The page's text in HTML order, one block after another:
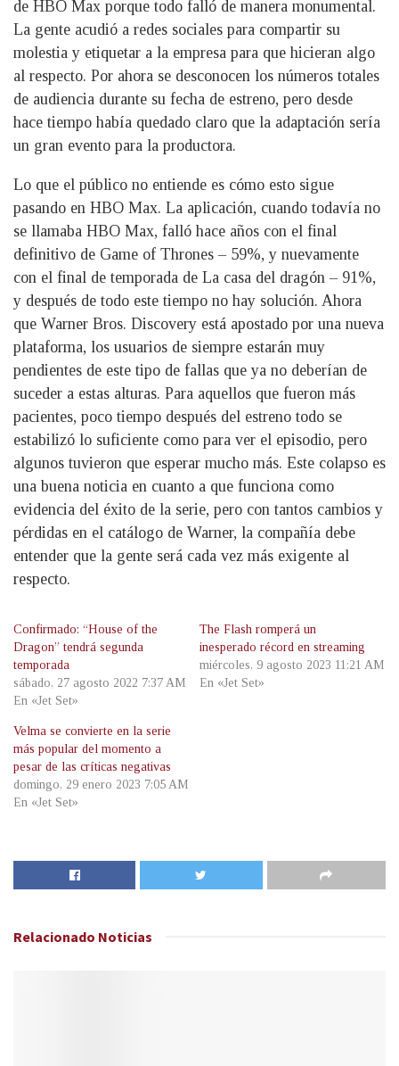
de HBO Max porque todo falló de manera monumental.
La gente acudió a redes sociales para compartir su
molestia y etiquetar a la empresa para que hicieran algo
al respecto. Por ahora se desconocen los números totales
de audiencia durante su fecha de estreno, pero desde
hace tiempo había quedado claro que la adaptación sería
un gran evento para la productora.
Lo que el público no entiende es cómo esto sigue
pasando en HBO Max. La aplicación, cuando todavía no
se llamaba HBO Max, falló hace años con el final
definitivo de Game of Thrones – 59%, y nuevamente
con el final de temporada de La casa del dragón – 91%,
y después de todo este tiempo no hay solución. Ahora
que Warner Bros. Discovery está apostado por una nueva
plataforma, los usuarios de siempre estarán muy
pendientes de este tipo de fallas que ya no deberían de
suceder a estas alturas. Para aquellos que fueron más
pacientes, poco tiempo después del estreno todo se
estabilizó lo suficiente como para ver el episodio, pero
algunos tuvieron que esperar mucho más. Este colapso es
una buena noticia en cuanto a que funciona como
evidencia del éxito de la serie, pero con tantos cambios y
pérdidas en el catálogo de Warner, la compañía debe
entender que la gente será cada vez más exigente al
respecto.
Confirmado: “House of the
Dragon” tendrá segunda
temporada
sábado, 27 agosto 2022 7:37 AM
En «Jet Set»
The Flash romperá un
inesperado récord en streaming
miércoles, 9 agosto 2023 11:21 AM
En «Jet Set»
Velma se convierte en la serie
más popular del momento a
pesar de las críticas negativas
domingo, 29 enero 2023 7:05 AM
En «Jet Set»
Relacionado Noticias